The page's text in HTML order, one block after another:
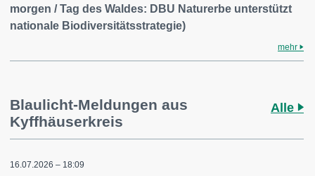
morgen / Tag des Waldes: DBU Naturerbe unterstützt
nationale Biodiversitätsstrategie)
mehr
Blaulicht-Meldungen aus
Kyffhäuserkreis
Alle
16.07.2026 – 18:09